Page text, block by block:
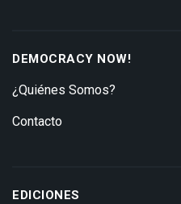
DEMOCRACY NOW!
¿Quiénes Somos?
Contacto
EDICIONES